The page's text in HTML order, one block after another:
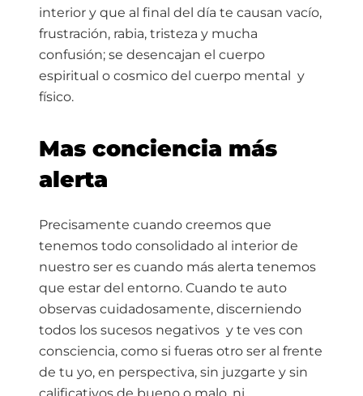
interior y que al final del día te causan vacío,
frustración, rabia, tristeza y mucha
confusión; se desencajan el cuerpo
espiritual o cosmico del cuerpo mental y
físico.
Mas conciencia más
alerta
Precisamente cuando creemos que
tenemos todo consolidado al interior de
nuestro ser es cuando más alerta tenemos
que estar del entorno. Cuando te auto
observas cuidadosamente, discerniendo
todos los sucesos negativos y te ves con
consciencia, como si fueras otro ser al frente
de tu yo, en perspectiva, sin juzgarte y sin